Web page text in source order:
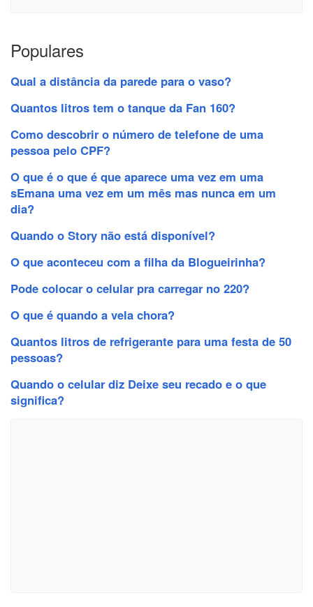
Populares
Qual a distância da parede para o vaso?
Quantos litros tem o tanque da Fan 160?
Como descobrir o número de telefone de uma
pessoa pelo CPF?
O que é o que é que aparece uma vez em uma
sEmana uma vez em um mês mas nunca em um
dia?
Quando o Story não está disponível?
O que aconteceu com a filha da Blogueirinha?
Pode colocar o celular pra carregar no 220?
O que é quando a vela chora?
Quantos litros de refrigerante para uma festa de 50
pessoas?
Quando o celular diz Deixe seu recado e o que
significa?